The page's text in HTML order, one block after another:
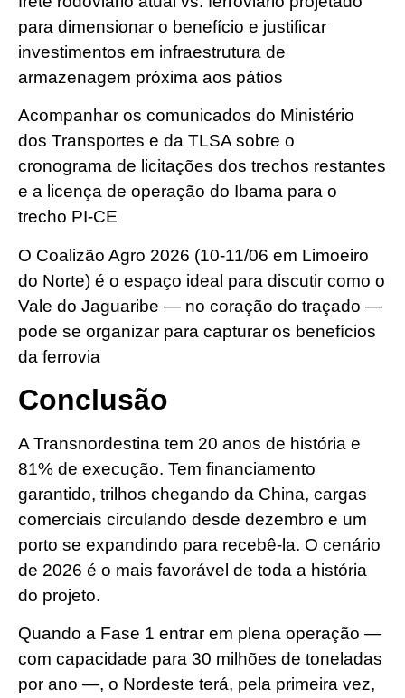
para dimensionar o benefício e justificar
investimentos em infraestrutura de
armazenagem próxima aos pátios
Acompanhar os comunicados do Ministério
dos Transportes e da TLSA sobre o
cronograma de licitações dos trechos restantes
e a licença de operação do Ibama para o
trecho PI-CE
O Coalizão Agro 2026 (10-11/06 em Limoeiro
do Norte) é o espaço ideal para discutir como o
Vale do Jaguaribe — no coração do traçado —
pode se organizar para capturar os benefícios
da ferrovia
Conclusão
A Transnordestina tem 20 anos de história e
81% de execução. Tem financiamento
garantido, trilhos chegando da China, cargas
comerciais circulando desde dezembro e um
porto se expandindo para recebê-la. O cenário
de 2026 é o mais favorável de toda a história
do projeto.
Quando a Fase 1 entrar em plena operação —
com capacidade para 30 milhões de toneladas
por ano —, o Nordeste terá, pela primeira vez,